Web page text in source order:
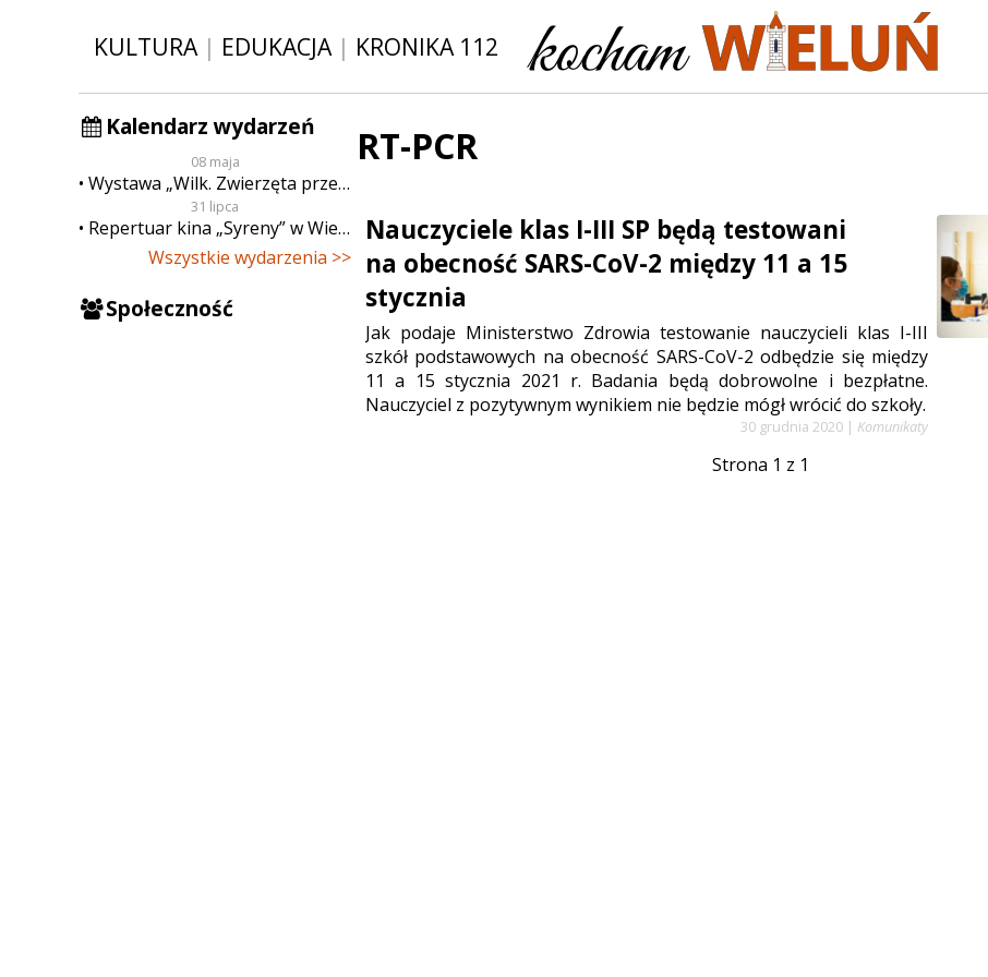
KULTURA| EDUKACJA| KRONIKA 112
Kalendarz wydarzeń
08 maja
Wystawa „Wilk. Zwierzęta przeklęte”
31 lipca
Repertuar kina „Syreny” w Wieluniu w dn. od 31 lipca do 6 sierpnia
Wszystkie wydarzenia >>
Społeczność
RT-PCR
Nauczyciele klas I-III SP będą testowani
na obecność SARS-CoV-2 między 11 a 15
stycznia
Jak podaje Ministerstwo Zdrowia testowanie nauczycieli klas I-III
szkół podstawowych na obecność SARS-CoV-2 odbędzie się między
11 a 15 stycznia 2021 r. Badania będą dobrowolne i bezpłatne.
Nauczyciel z pozytywnym wynikiem nie będzie mógł wrócić do szkoły.
30 grudnia 2020 | Komunikaty
Strona 1 z 1